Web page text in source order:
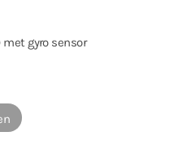
met gyro sensor